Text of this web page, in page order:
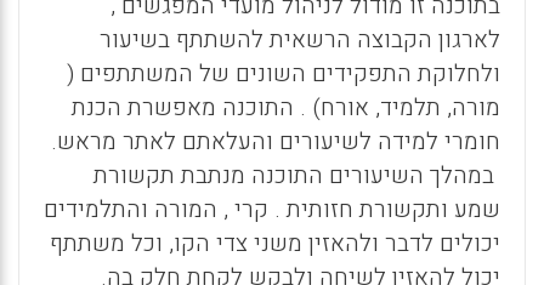
לארגון הקבוצה הרשאית להשתתף בשיעור
ולחלוקת התפקידים השונים של המשתתפים (
מורה, תלמיד, אורח) . התוכנה מאפשרת הכנת
חומרי למידה לשיעורים והעלאתם לאתר מראש.
במהלך השיעורים התוכנה מנתבת תקשורת
שמע ותקשורת חזותית . קרי , המורה והתלמידים
יכולים לדבר ולהאזין משני צדי הקו, וכל משתתף
יכול להאזין לשיחה ולבקש לקחת חלק בה.